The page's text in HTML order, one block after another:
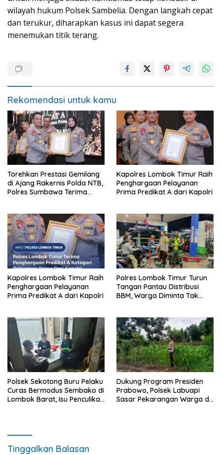
wilayah hukum Polsek Sambelia. Dengan langkah cepat
dan terukur, diharapkan kasus ini dapat segera
menemukan titik terang.
Rekomendasi untuk kamu
Torehkan Prestasi Gemilang
di Ajang Rakernis Polda NTB,
Polres Sumbawa Terima
Kapolres Lombok Timur Raih
Penghargaan Pelayanan
Prima Predikat A dari Kapolri
Kapolres Lombok Timur Raih
Penghargaan Pelayanan
Prima Predikat A dari Kapolri
Polres Lombok Timur Turun
Tangan Pantau Distribusi
BBM, Warga Diminta Tak
Polsek Sekotong Buru Pelaku
Curas Bermodus Sembako di
Lombok Barat, Isu Penculikan
Dukung Program Presiden
Prabowo, Polsek Labuapi
Sasar Pekarangan Warga di
Tinggalkan Balasan